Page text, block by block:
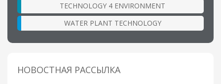
TECHNOLOGY 4 ENVIRONMENT
WATER PLANT TECHNOLOGY
НОВОСТНАЯ РАССЫЛКА